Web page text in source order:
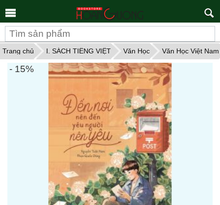
kiếm
Trang chủ I. SÁCH TIẾNG VIỆT Văn Học Văn Học Việt Nam
- 15%